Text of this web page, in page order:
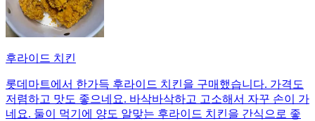
후라이드 치킨
롯데마트에서 한가득 후라이드 치킨을 구매했습니다. 가격도
저렴하고 맛도 좋으네요. 바삭바삭하고 고소해서 자꾸 손이 가
네요. 둘이 먹기에 양도 알맞는 후라이드 치킨을 간식으로 좋